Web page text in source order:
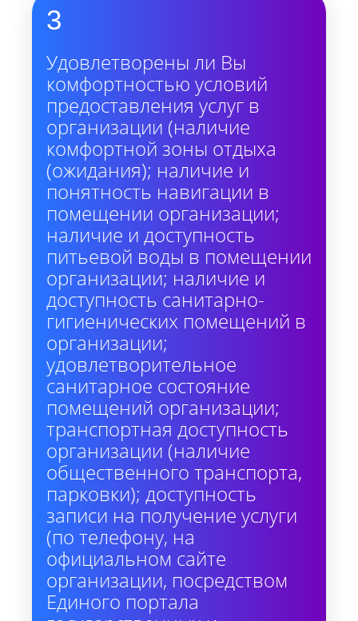
3
Удовлетворены ли Вы
комфортностью условий
предоставления услуг в
организации (наличие
комфортной зоны отдыха
(ожидания); наличие и
понятность навигации в
помещении организации;
наличие и доступность
питьевой воды в помещении
организации; наличие и
доступность санитарно-
гигиенических помещений в
организации;
удовлетворительное
санитарное состояние
помещений организации;
транспортная доступность
организации (наличие
общественного транспорта,
парковки); доступность
записи на получение услуги
(по телефону, на
официальном сайте
организации, посредством
Единого портала